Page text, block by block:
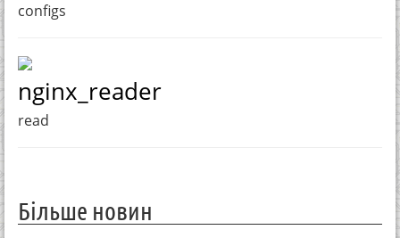
configs
nginx_reader
read
Більше новин